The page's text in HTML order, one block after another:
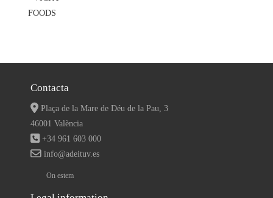
Contacta
Plaça de la Mare de Déu de la Pau, 3
46001 València
+34 961 603 000
info@adeituv.es
On estem